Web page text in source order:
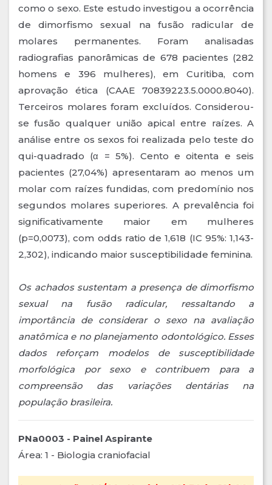
como o sexo. Este estudo investigou a ocorrência
de dimorfismo sexual na fusão radicular de
molares permanentes. Foram analisadas
radiografias panorâmicas de 678 pacientes (282
homens e 396 mulheres), em Curitiba, com
aprovação ética (CAAE 70839223.5.0000.8040).
Terceiros molares foram excluídos. Considerou-
se fusão qualquer união apical entre raízes. A
análise entre os sexos foi realizada pelo teste do
qui-quadrado (α = 5%). Cento e oitenta e seis
pacientes (27,04%) apresentaram ao menos um
molar com raízes fundidas, com predomínio nos
segundos molares superiores. A prevalência foi
significativamente maior em mulheres
(p=0,0073), com odds ratio de 1,618 (IC 95%: 1,143-
2,302), indicando maior susceptibilidade feminina.
Os achados sustentam a presença de dimorfismo
sexual na fusão radicular, ressaltando a
importância de considerar o sexo na avaliação
anatômica e no planejamento odontológico. Esses
dados reforçam modelos de susceptibilidade
morfológica por sexo e contribuem para a
compreensão das variações dentárias na
população brasileira.
PNa0003 - Painel Aspirante
Área: 1 - Biologia craniofacial